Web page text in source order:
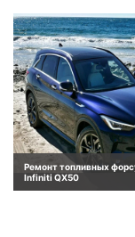
Ремонт топливных
Infiniti QX50